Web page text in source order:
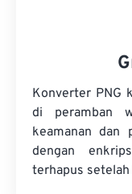
Konverter PNG
di peramban
keamanan dan
dengan
terhapus setelah